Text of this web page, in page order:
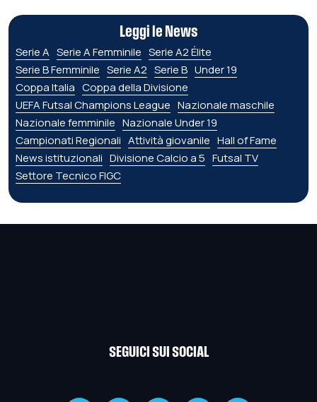
Leggi le News
Serie A Serie A Femminile Serie A2 Élite
Serie B Femminile Serie A2 Serie B Under 19
Coppa Italia Coppa della Divisione
UEFA Futsal Champions League Nazionale maschile
Nazionale femminile Nazionale Under 19
Campionati Regionali Attività giovanile Hall of Fame
News istituzionali Divisione Calcio a 5 Futsal TV
Settore Tecnico FIGC
SEGUICI SUI SOCIAL